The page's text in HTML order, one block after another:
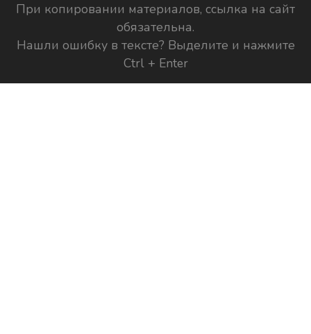
При копировании материалов, ссылка на сайт
обязательна.
Нашли ошибку в тексте? Выделите и нажмите
Ctrl + Enter